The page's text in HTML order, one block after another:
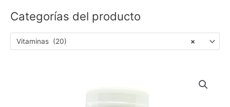
s
c
Categorías del producto
×
Vitaminas (20)